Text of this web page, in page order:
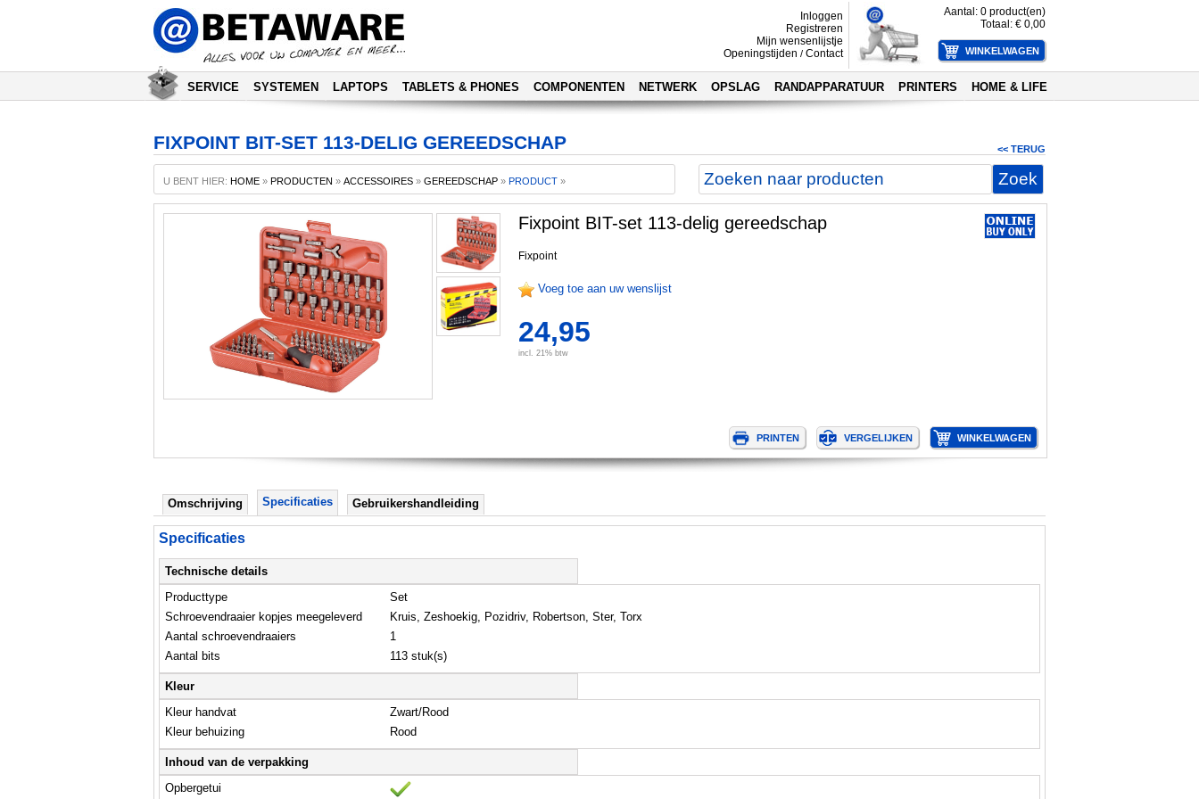
Inloggen
Registreren
Mijn wensenlijstje
Openingstijden / Contact
Aantal: 0 product(en)
Totaal: € 0,00
SERVICE SYSTEMEN LAPTOPS TABLETS & PHONES COMPONENTEN NETWERK OPSLAG RANDAPPARATUUR PRINTERS HOME & LIFE
FIXPOINT BIT-SET 113-DELIG GEREEDSCHAP << TERUG
U BENT HIER: HOME » PRODUCTEN » ACCESSOIRES » GEREEDSCHAP » PRODUCT »
Fixpoint BIT-set 113-delig gereedschap
Fixpoint
Voeg toe aan uw wenslijst
24,95
incl. 21% btw
Omschrijving Specificaties Gebruikershandleiding
Specificaties
Technische details
Producttype
Set
Schroevendraaier kopjes meegeleverd
Kruis, Zeshoekig, Pozidriv, Robertson, Ster, Torx
Aantal schroevendraaiers
1
Aantal bits
113 stuk(s)
Kleur
Kleur handvat
Zwart/Rood
Kleur behuizing
Rood
Inhoud van de verpakking
Opbergetui